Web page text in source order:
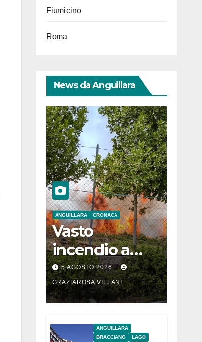
Fiumicino
Roma
News da Anguillara
ANGUILLARA CRONACA
Vasto
incendio a
Martignano
5 AGOSTO 2026
GRAZIAROSA VILLANI
ANGUILLARA
BRACCIANO
LAGO